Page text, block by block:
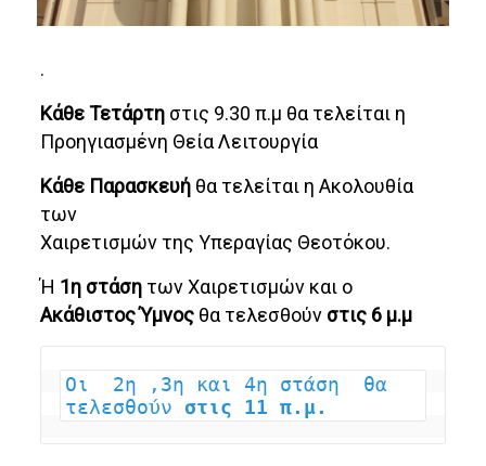
.
Κάθε Τετάρτη στις 9.30 π.μ θα τελείται η
Προηγιασμένη Θεία Λειτουργία
Κάθε Παρασκευή θα τελείται η Ακολουθία
των
Χαιρετισμών της Υπεραγίας Θεοτόκου.
Ή 1η στάση των Χαιρετισμών και ο
Ακάθιστος Ύμνος θα τελεσθούν στις 6 μ.μ
Οι  2η ,3η και 4η στάση  θα
τελεσθούν στις 11 π.μ.